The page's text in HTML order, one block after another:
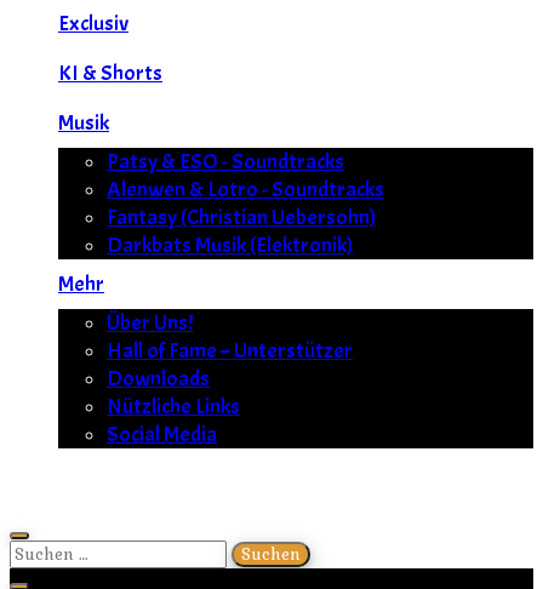
Exclusiv
KI & Shorts
Musik
Patsy & ESO - Soundtracks
Alenwen & Lotro - Soundtracks
Fantasy (Christian Uebersohn)
Darkbats Musik (Elektronik)
Mehr
Über Uns!
Hall of Fame – Unterstützer
Downloads
Nützliche Links
Social Media
Suchen
nach: